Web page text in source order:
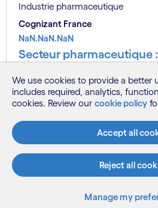
Industrie pharmaceutique
Cognizant France
NaN.NaN.NaN
Secteur pharmaceutique
We use cookies to provide a better
includes required, analytics,
cookies. Review our cookie policy
Accept all
Reject all
Manage my